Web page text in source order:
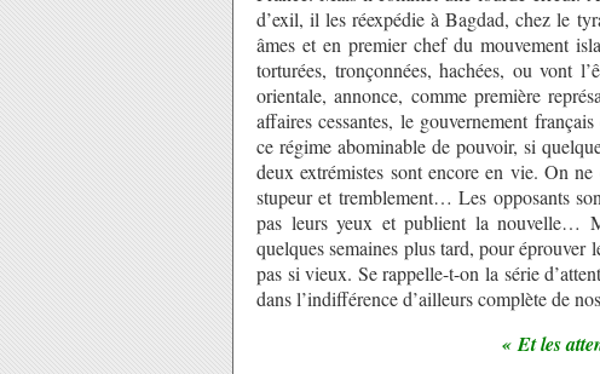
d’exil, il les réexpédie à Bagdad, chez le
âmes et en premier chef du mouvement
torturées, tronçonnées, hachées, ou vont
orientale, annonce, comme première
affaires cessantes, le gouvernement
ce régime abominable de pouvoir, si
deux extrémistes sont encore en vie. On
stupeur et tremblement… Les opposants
pas leurs yeux et publient la nouvelle…
quelques semaines plus tard, pour éprouver
pas si vieux. Se rappelle-t-on la série
dans l’indifférence d’ailleurs complète de
« Et les